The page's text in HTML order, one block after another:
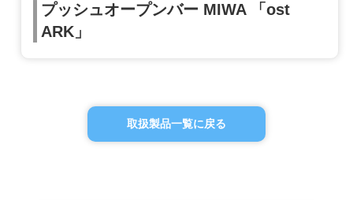
プッシュオープンバー MIWA 「ost
ARK」
取扱製品一覧に戻る